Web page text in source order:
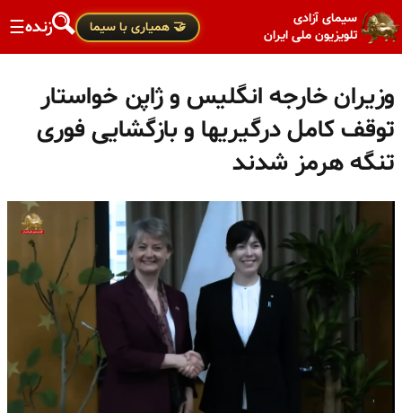
سیمای آزادی
تلویزیون ملی ایران
🤝 همیاری با سیما زنده☰
وزیران خارجه انگلیس و ژاپن خواستار
توقف کامل درگیریها و بازگشایی فوری
تنگه هرمز شدند